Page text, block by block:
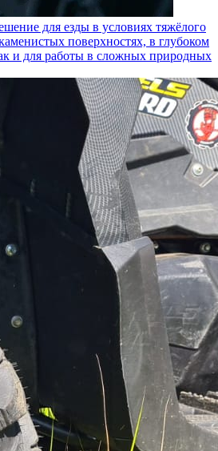
для езды в условиях тяжёлого
поверхностях, в глубоком
и для работы в сложных природных